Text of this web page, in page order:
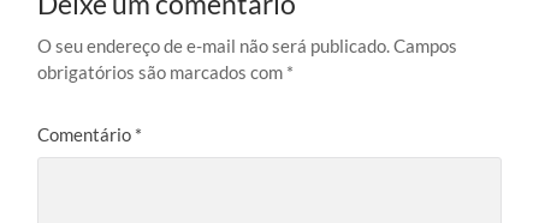
O seu endereço de e-mail não será publicado.Campos
obrigatórios são marcados com *
Comentário *